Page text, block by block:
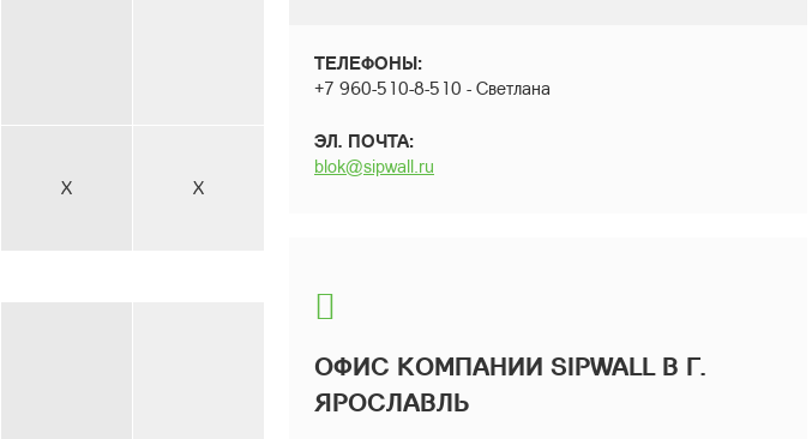
X X
ТЕЛЕФОНЫ:
+7 960-510-8-510 - Светлана
ЭЛ. ПОЧТА:
blok@sipwall.ru
ОФИС КОМПАНИИ SIPWALL В Г.
ЯРОСЛАВЛЬ